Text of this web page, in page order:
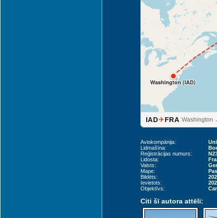
Washington (IAD)
IAD✈FRA Washington
Aviokompānija:
Lidmašīna:
Reģistrācijas numurs:
Lidosta:
Valsts:
Mape:
Bildēts:
Ievietots:
Objektīvs:
Citi šī autora attēli: